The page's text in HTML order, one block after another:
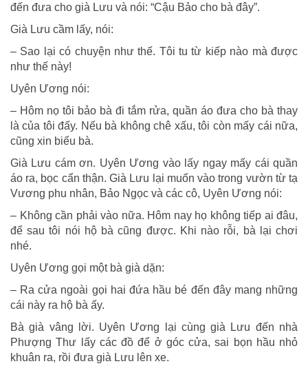
đến đưa cho già Lưu và nói: “Cậu Bảo cho bà đây”.
Già Lưu cầm lấy, nói:
– Sao lại có chuyện như thế. Tôi tu từ kiếp nào mà được
như thế này!
Uyên Ương nói:
– Hôm nọ tôi bảo bà đi tắm rửa, quần áo đưa cho bà thay
là của tôi đấy. Nếu bà không chê xấu, tôi còn mấy cái nữa,
cũng xin biếu bà.
Già Lưu cám ơn. Uyên Ương vào lấy ngay mấy cái quần
áo ra, bọc cẩn thận. Già Lưu lại muốn vào trong vườn từ tạ
Vương phu nhân, Bảo Ngọc và các cô, Uyên Ương nói:
– Không cần phải vào nữa. Hôm nay họ không tiếp ai đâu,
để sau tôi nói hộ bà cũng được. Khi nào rỗi, bà lại chơi
nhé.
Uyên Ương gọi một bà già dặn:
– Ra cửa ngoài gọi hai đứa hầu bé đến đây mang những
cái này ra hộ bà ấy.
Bà già vâng lời. Uyên Ương lại cùng già Lưu đến nhà
Phượng Thư lấy các đồ để ở góc cửa, sai bọn hầu nhỏ
khuân ra, rồi đưa già Lưu lên xe.